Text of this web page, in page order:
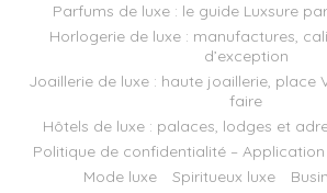
Parfums de luxe : le guide Luxsure
Horlogerie de luxe : manufactures,
d’exception
Joaillerie de luxe : haute joaillerie, place
faire
Hôtels de luxe : palaces, lodges et
Politique de confidentialité – Application
Mode luxe
Spiritueux luxe